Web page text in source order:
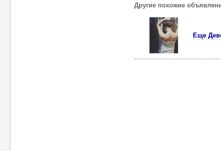
Другие похожие
Еще